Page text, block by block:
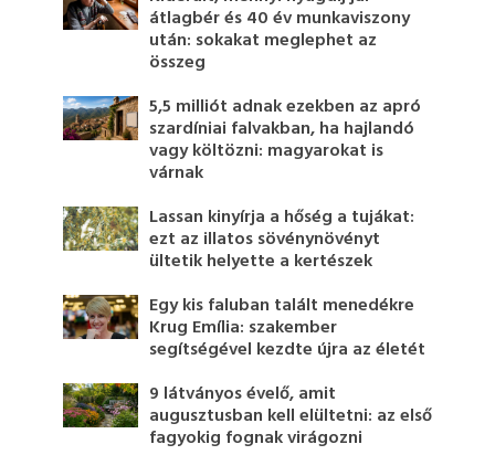
átlagbér és 40 év munkaviszony
után: sokakat meglephet az
összeg
5,5 milliót adnak ezekben az apró
szardíniai falvakban, ha hajlandó
vagy költözni: magyarokat is
várnak
Lassan kinyírja a hőség a tujákat:
ezt az illatos sövénynövényt
ültetik helyette a kertészek
Egy kis faluban talált menedékre
Krug Emília: szakember
segítségével kezdte újra az életét
9 látványos évelő, amit
augusztusban kell elültetni: az első
fagyokig fognak virágozni